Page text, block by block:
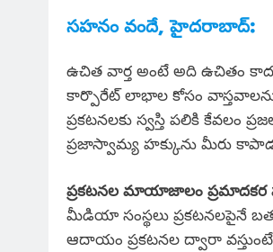
సహనం వందే, హైదరాబాద్:
ఉచిత వార్త అంటే అది ఉచితం
కార్పొరేట్ లాభాల కోసం
ప్రకటనలకు స్వస్తి పలికి కేవలం
ప్రజాస్వామ్య హక్కును మీరు
ప్రకటనల మాయాజాలం
మీడియా సంస్థలు ప్రకటనలపైనే
ఆదాయం ప్రకటనల ద్వారా